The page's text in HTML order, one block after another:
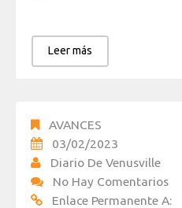
Leer más
AVANCES
03/02/2023
Diario De Venusville
No Hay Comentarios
Enlace Permanente A: